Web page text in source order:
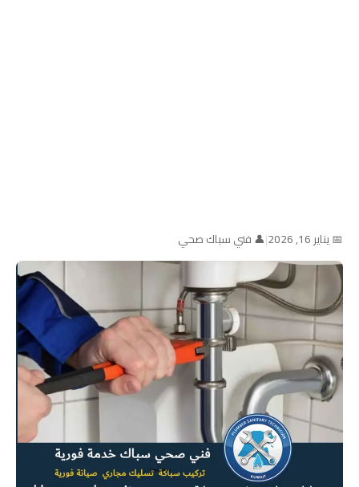
📅 يناير 16, 2026 |👤 فني سباك صحي